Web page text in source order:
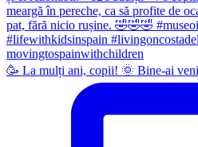
🥳 La mulți ani, copii! 🌞 Bine-ai